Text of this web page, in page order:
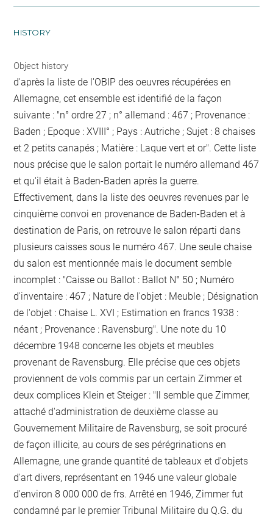
HISTORY
Object history
d'après la liste de l'OBIP des oeuvres récupérées en
Allemagne, cet ensemble est identifié de la façon
suivante : "n° ordre 27 ; n° allemand : 467 ; Provenance :
Baden ; Epoque : XVIII° ; Pays : Autriche ; Sujet : 8 chaises
et 2 petits canapés ; Matière : Laque vert et or". Cette liste
nous précise que le salon portait le numéro allemand 467
et qu'il était à Baden-Baden après la guerre.
Effectivement, dans la liste des oeuvres revenues par le
cinquième convoi en provenance de Baden-Baden et à
destination de Paris, on retrouve le salon réparti dans
plusieurs caisses sous le numéro 467. Une seule chaise
du salon est mentionnée mais le document semble
incomplet : "Caisse ou Ballot : Ballot N° 50 ; Numéro
d'inventaire : 467 ; Nature de l'objet : Meuble ; Désignation
de l'objet : Chaise L. XVI ; Estimation en francs 1938 :
néant ; Provenance : Ravensburg". Une note du 10
décembre 1948 concerne les objets et meubles
provenant de Ravensburg. Elle précise que ces objets
proviennent de vols commis par un certain Zimmer et
deux complices Klein et Steiger : "Il semble que Zimmer,
attaché d'administration de deuxième classe au
Gouvernement Militaire de Ravensburg, se soit procuré
de façon illicite, au cours de ses pérégrinations en
Allemagne, une grande quantité de tableaux et d'objets
d'art divers, représentant en 1946 une valeur globale
d'environ 8 000 000 de frs. Arrêté en 1946, Zimmer fut
condamné par le premier Tribunal Militaire du Q.G. du